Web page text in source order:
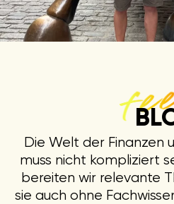
Die Welt der Finanzen
muss nicht kompliziert
bereiten wir relevante
sie auch ohne